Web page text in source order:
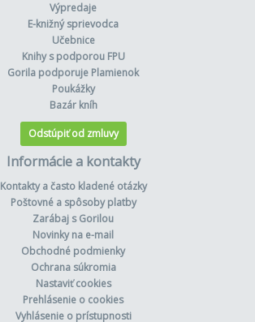
Výpredaje
E-knižný sprievodca
Učebnice
Knihy s podporou FPU
Gorila podporuje Plamienok
Poukážky
Bazár kníh
Odstúpiť od zmluvy
Informácie a kontakty
Kontakty a často kladené otázky
Poštovné a spôsoby platby
Zarábaj s Gorilou
Novinky na e-mail
Obchodné podmienky
Ochrana súkromia
Nastaviť cookies
Prehlásenie o cookies
Vyhlásenie o prístupnosti